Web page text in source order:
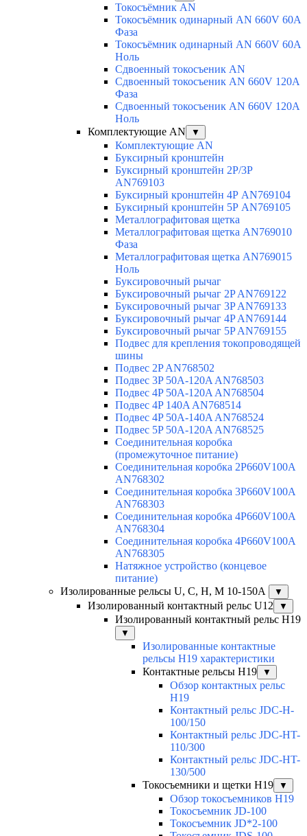
Токосъёмник AN
Токосъёмник одинарный AN 660V 60A
Фаза
Токосъёмник одинарный AN 660V 60A
Ноль
Сдвоенный токосъеник AN
Сдвоенный токосъеник AN 660V 120A
Фаза
Сдвоенный токосъеник AN 660V 120A
Ноль
Комплектующие AN
▼
Комплектующие AN
Буксирный кронштейн
Буксирный кронштейн 2Р/3Р
AN769103
Буксирный кронштейн 4Р AN769104
Буксирный кронштейн 5Р AN769105
Металлографитовая щетка
Металлографитовая щетка AN769010
Фаза
Металлографитовая щетка AN769015
Ноль
Буксировочный рычаг
Буксировочный рычаг 2P AN769122
Буксировочный рычаг 3P AN769133
Буксировочный рычаг 4P AN769144
Буксировочный рычаг 5P AN769155
Подвес для крепления токопроводящей
шины
Подвес 2P AN768502
Подвес 3P 50A-120A AN768503
Подвес 4P 50A-120A AN768504
Подвес 4P 140A AN768514
Подвес 4P 50A-140A AN768524
Подвес 5P 50A-120A AN768525
Соединительная коробка
(промежуточное питание)
Соединительная коробка 2P660V100A
AN768302
Соединительная коробка 3P660V100A
AN768303
Соединительная коробка 4P660V100A
AN768304
Соединительная коробка 4P660V100A
AN768305
Натяжное устройство (концевое
питание)
Изолированные рельсы U, C, H, M 10-150А
▼
Изолированный контактный рельс U12 ▼
Изолированный контактный рельс Н19
▼
Изолированные контактные
рельсы Н19 характеристики
Контактные рельсы H19
▼
Обзор контактных рельс
H19
Контактный рельс JDC-H-
100/150
Контактный рельс JDC-HT-
110/300
Контактный рельс JDC-HT-
130/500
Токосъемники и щетки H19
▼
Обзор токосъемников H19
Токосъемник JD-100
Токосъемник JD*2-100